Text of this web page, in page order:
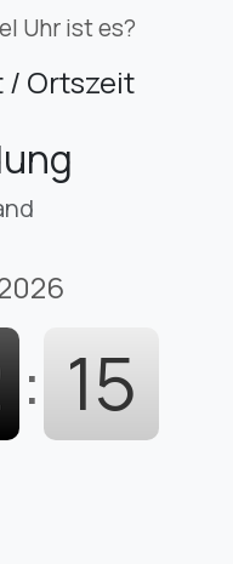
Uhr ist es?
/ Ortszeit
: 16